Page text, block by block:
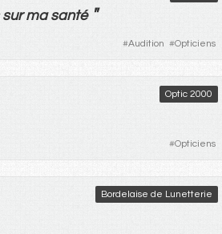
sur ma santé "
#Audition #Opticiens
Optic 2000
#Opticiens
Bordelaise de Lunetterie